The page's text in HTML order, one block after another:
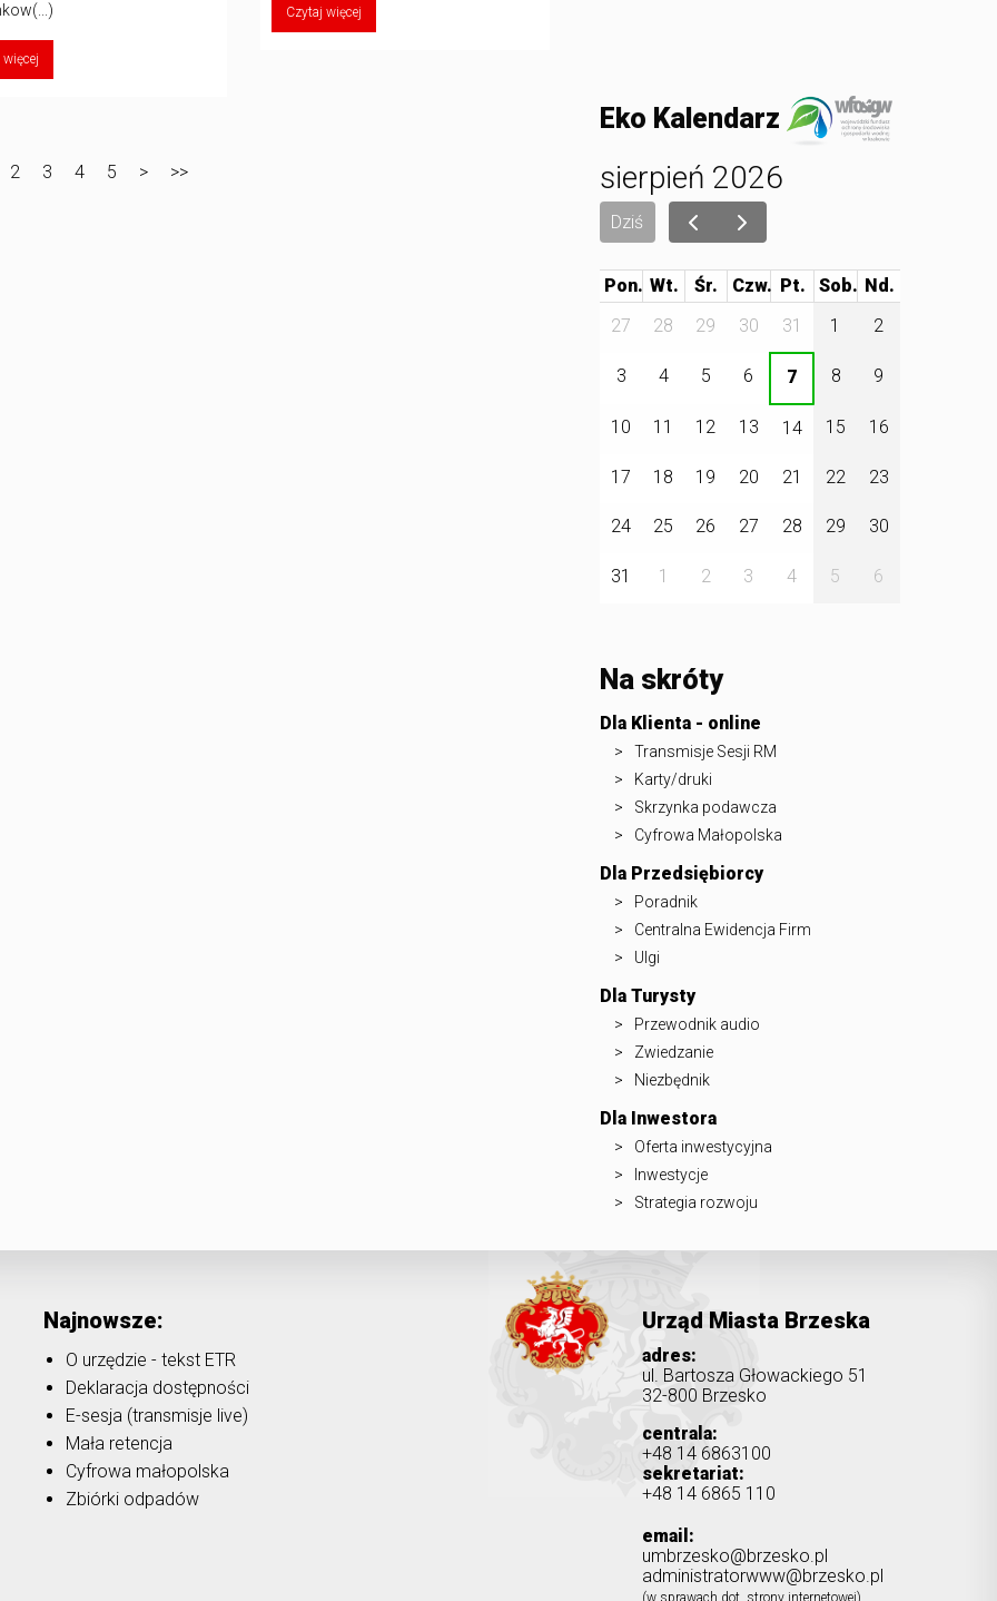
Czytaj więcej
2 3 4 5 > >>
Eko Kalendarz
sierpień 2026
Dziś
Pon. Wt. Śr. Czw. Pt.
Sob.
27
28 29 30 31 1 2
3 4 5 6 7 8 9
10 11 12 13 14 15 16
17 18 19 20 21 22 23
24 25 26 27 28 29 30
31 1 2 3 4 5 6
Na skróty
Dla Klienta - online
Transmisje Sesji RM
Karty/druki
Skrzynka podawcza
Cyfrowa Małopolska
Dla Przedsiębiorcy
Poradnik
Centralna Ewidencja Firm
Ulgi
Dla Turysty
Przewodnik audio
Zwiedzanie
Niezbędnik
Dla Inwestora
Oferta inwestycyjna
Inwestycje
Strategia rozwoju
Najnowsze:
O urzędzie - tekst ETR
Deklaracja dostępności
E-sesja (transmisje live)
Mała retencja
Cyfrowa małopolska
Zbiórki odpadów
Urząd Miasta Brzeska
adres:
ul. Bartosza Głowackiego 51
32-800 Brzesko
centrala:
+48 14 6863100
sekretariat:
+48 14 6865 110
email:
umbrzesko@brzesko.pl
administratorwww@brzesko.pl